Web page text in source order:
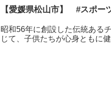
【愛媛県松山市】 #スポー
昭和56年に創設した伝統ある
じて、子供たちが心身ともに